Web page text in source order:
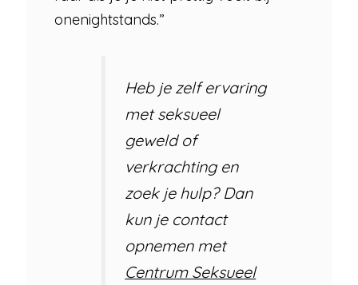
onenightstands.”
Heb je zelf ervaring
met seksueel
geweld of
verkrachting en
zoek je hulp? Dan
kun je contact
opnemen met
Centrum Seksueel